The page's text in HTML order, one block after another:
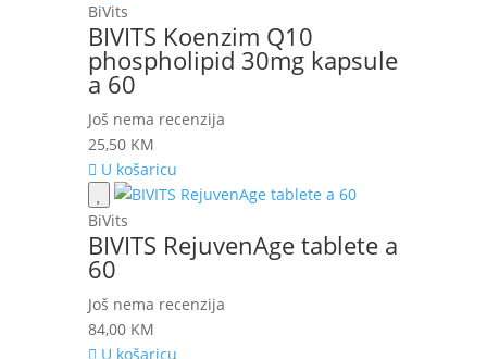
BiVits
BIVITS Koenzim Q10
phospholipid 30mg kapsule
a 60
Još nema recenzija
25,50 KM
U košaricu
BiVits
BIVITS RejuvenAge tablete a
60
Još nema recenzija
84,00 KM
U košaricu